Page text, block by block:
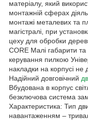
матеріалу, який
монтажній сферах
монтажі металевих та
магістралі, при
цеху для обробки
CORE Малі габарити
керування пилкою
накладки на корпусі не
Надійний довговічний
Вбудована в корпус
безключова система
Характеристика: Тип
навантаженням –